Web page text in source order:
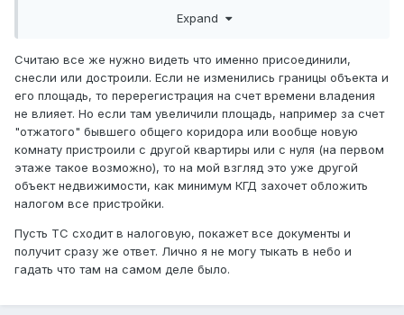
Expand
Считаю все же нужно видеть что именно присоединили,
снесли или достроили. Если не изменились границы объекта и
его площадь, то перерегистрация на счет времени владения
не влияет. Но если там увеличили площадь, например за счет
"отжатого" бывшего общего коридора или вообще новую
комнату пристроили с другой квартиры или с нуля (на первом
этаже такое возможно), то на мой взгляд это уже другой
объект недвижимости, как минимум КГД захочет обложить
налогом все пристройки.
Пусть ТС сходит в налоговую, покажет все документы и
получит сразу же ответ. Лично я не могу тыкать в небо и
гадать что там на самом деле было.